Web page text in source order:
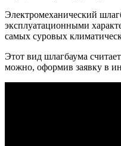
Электромеханический
эксплуатационными
самых суровых
Этот вид шлагбаума
можно, оформив заявку в